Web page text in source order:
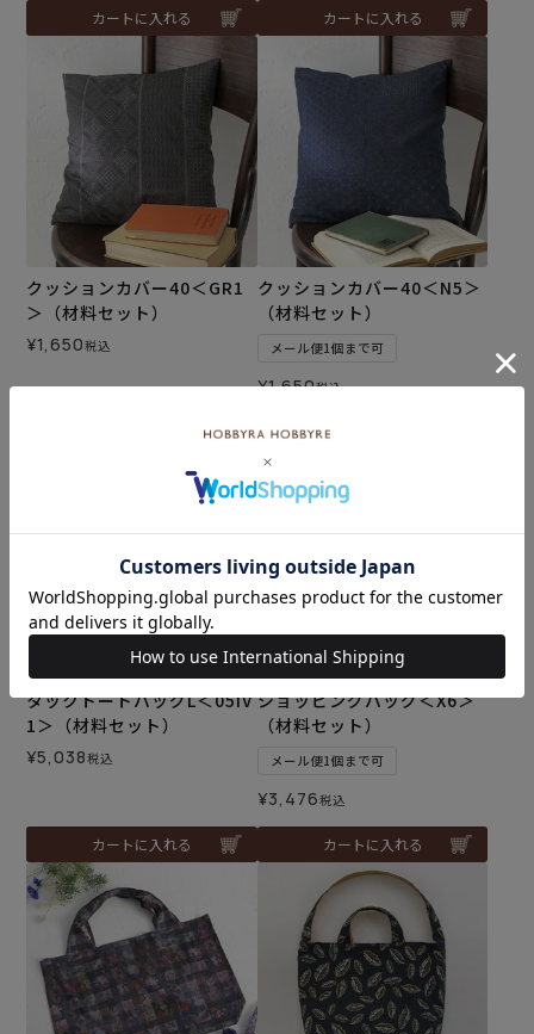
カートに入れる カートに入れる
クッションカバー40＜GR1
＞（材料セット）
¥1,650税込
クッションカバー40＜N5＞
（材料セット）
メール便1個まで可
¥1,650税込
カートに入れる
タックトートバッグL＜05IV
1＞（材料セット）
¥5,038税込
カートに入れる
ショッピングバッグ＜X6＞
（材料セット）
メール便1個まで可
¥3,476税込
カートに入れる